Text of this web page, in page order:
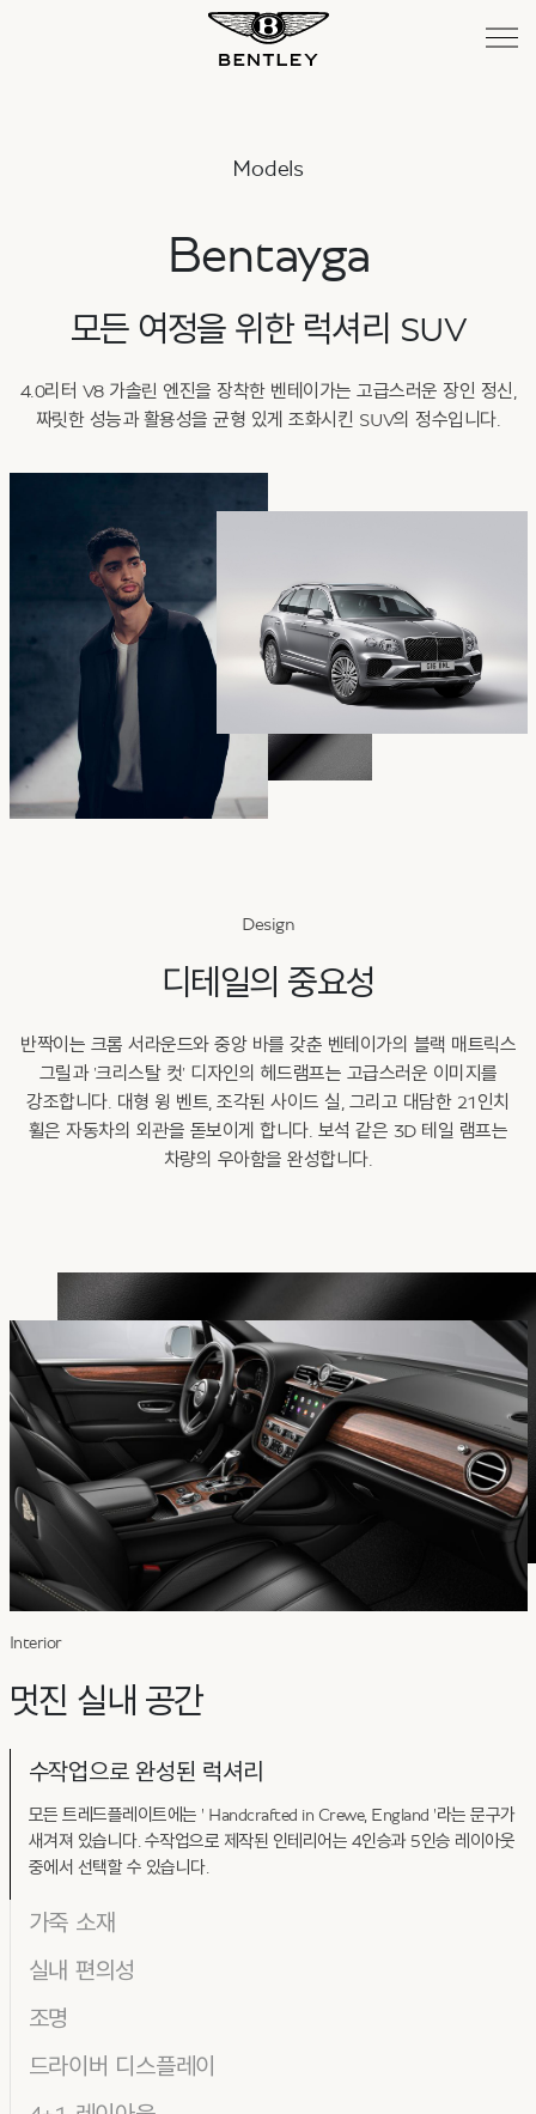
Bentayga
New Continental GT Convertible
New Flying Spur
BENTLEY SEOUL
미디어 인증 중고차
Models
Bentayga
모든 여정을 위한 럭셔리 SUV
4.0리터 V8 가솔린 엔진을 장착한 벤테이가는 고급스러운 장인 정신,
짜릿한 성능과 활용성을 균형 있게 조화시킨 SUV의 정수입니다.
Design
디테일의 중요성
반짝이는 크롬 서라운드와 중앙 바를 갖춘 벤테이가의 블랙 매트릭스
그릴과 '크리스탈 컷' 디자인의 헤드램프는 고급스러운 이미지를
강조합니다. 대형 윙 벤트, 조각된 사이드 실, 그리고 대담한 21인치
휠은 자동차의 외관을 돋보이게 합니다. 보석 같은 3D 테일 램프는
차량의 우아함을 완성합니다.
Interior
멋진 실내 공간
수작업으로 완성된 럭셔리
모든 트레드플레이트에는 ' Handcrafted in Crewe, England '라는 문구가
새겨져 있습니다. 수작업으로 제작된 인테리어는 4인승과 5인승 레이아웃
중에서 선택할 수 있습니다.
가죽 소재
실내 편의성
조명
드라이버 디스플레이